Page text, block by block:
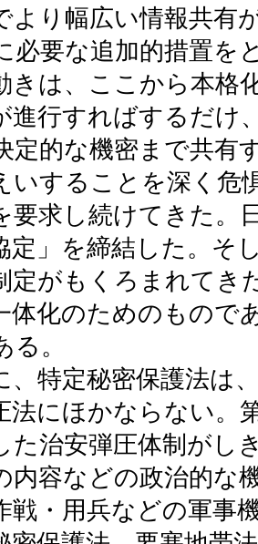
より幅広い情報共有
必要な追加的措置を
きは、ここから本格
進行すればするだけ
定的な機密まで共有
いすることを深く危
要求し続けてきた。
定」を締結した。そ
定がもくろまれてき
体化のためのもので
る。
特定秘密保護法は
法にほかならない。
た治安弾圧体制がし
内容などの政治的な
戦・用兵などの軍事